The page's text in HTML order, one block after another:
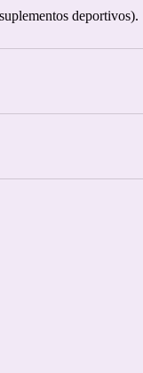
deportivos).